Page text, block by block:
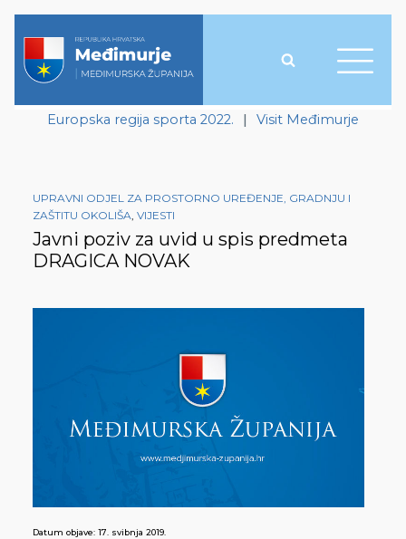
Europska regija sporta 2022. | Visit Međimurje
UPRAVNI ODJEL ZA PROSTORNO UREĐENJE, GRADNJU I
ZAŠTITU OKOLIŠA, VIJESTI
Javni poziv za uvid u spis predmeta
DRAGICA NOVAK
Datum objave: 17. svibnja 2019.